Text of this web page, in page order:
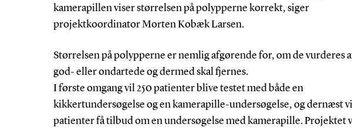
kamerapillen viser størrelsen på polypperne korrekt, siger
projektkoordinator Morten Kobæk Larsen.
Størrelsen på polypperne er nemlig afgørende for, om de vurderes
god- eller ondartede og dermed skal fjernes.
I første omgang vil 250 patienter blive testet med både en
kikkertundersøgelse og en kamerapille-undersøgelse, og dernæst
patienter få tilbud om en undersøgelse med kamerapille. Projektet